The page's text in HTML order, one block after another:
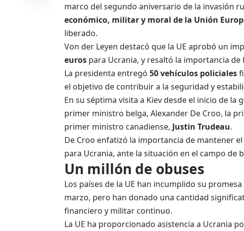
marco del segundo aniversario de la invasión
económico, militar y moral de la Unión
liberado.
Von der Leyen destacó que la UE aprobó un
euros para Ucrania, y resaltó la importancia
La presidenta entregó 50 vehículos policiales
el objetivo de contribuir a la seguridad y
En su séptima visita a Kiev desde el inicio de
primer ministro belga, Alexander De Croo, la
primer ministro canadiense, Justin Trudeau.
De Croo enfatizó la importancia de mantener
para Ucrania, ante la situación en el campo de
Un millón de obuses
Los países de la UE han incumplido su
marzo, pero han donado una cantidad
financiero y militar continuo.
La UE ha proporcionado asistencia a Ucrania